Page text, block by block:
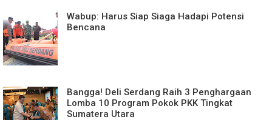
Wabup: Harus Siap Siaga Hadapi Potensi
Bencana
Bangga! Deli Serdang Raih 3 Penghargaan
Lomba 10 Program Pokok PKK Tingkat
Sumatera Utara